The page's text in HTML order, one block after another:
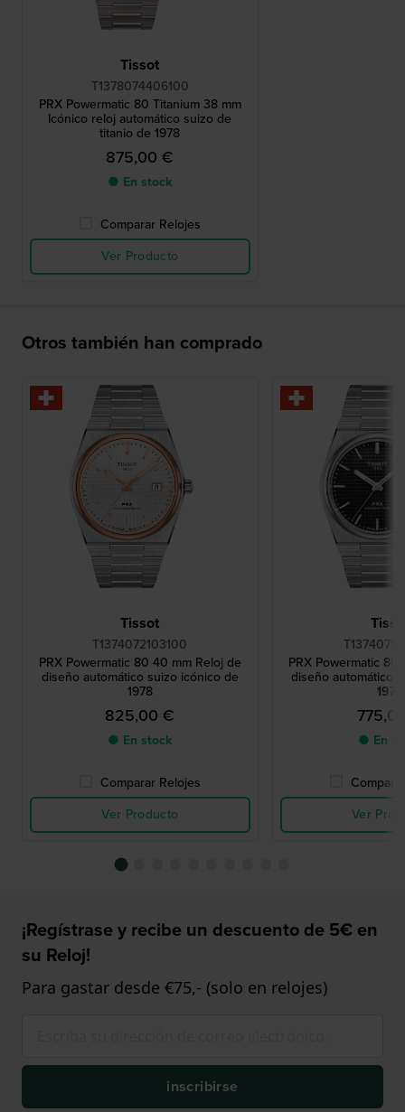
Tissot
T1378074406100
PRX Powermatic 80 Titanium 38 mm
Icónico reloj automático suizo de
titanio de 1978
875,00 €
● En stock
Comparar Relojes
Ver Producto
Otros también han comprado
Tissot
T1374072103100
PRX Powermatic 80 40 mm Reloj de
diseño automático suizo icónico de
1978
825,00 €
● En stock
Comparar Relojes
Ver Producto
PRX Powermatic
diseño automático
1978
● En
Ver
¡Regístrase y recibe un descuento de 5€ en
su Reloj!
Para gastar desde €75,- (solo en relojes)
inscribirse